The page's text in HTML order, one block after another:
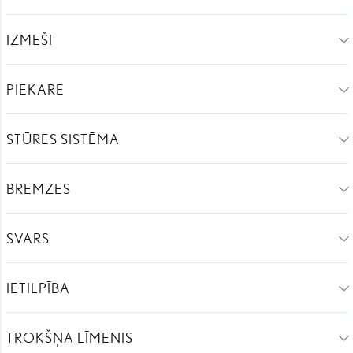
IZMEŠI
PIEKARE
STŪRES SISTĒMA
BREMZES
SVARS
IETILPĪBA
TROKŠŅA LĪMENIS